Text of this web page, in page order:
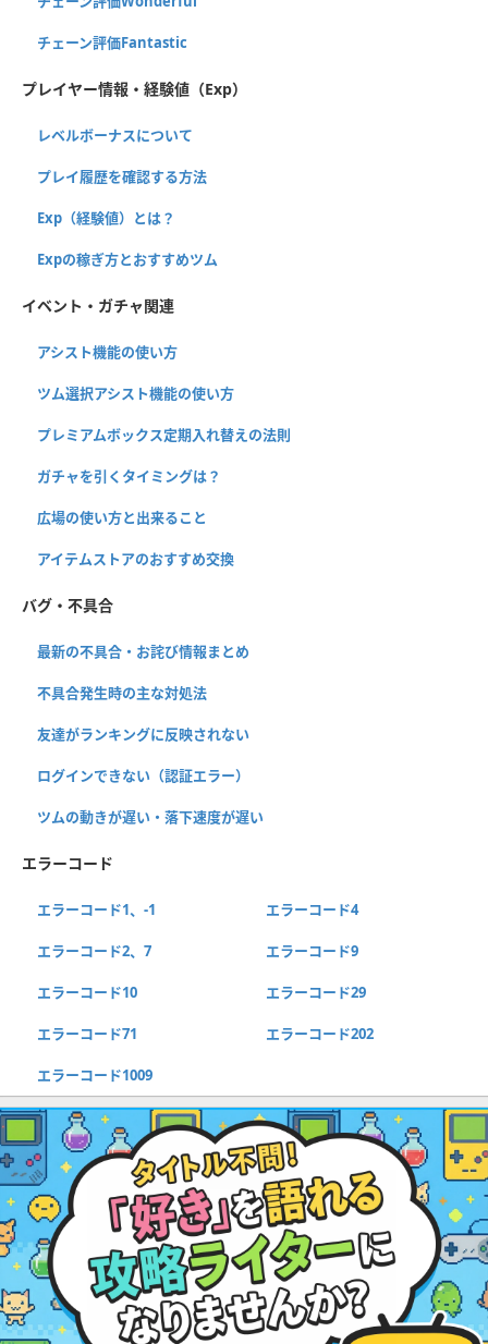
チェーン評価Fantastic
プレイヤー情報・経験値（Exp）
レベルボーナスについて
プレイ履歴を確認する方法
Exp（経験値）とは？
Expの稼ぎ方とおすすめツム
イベント・ガチャ関連
アシスト機能の使い方
ツム選択アシスト機能の使い方
プレミアムボックス定期入れ替えの法則
ガチャを引くタイミングは？
広場の使い方と出来ること
アイテムストアのおすすめ交換
バグ・不具合
最新の不具合・お詫び情報まとめ
不具合発生時の主な対処法
友達がランキングに反映されない
ログインできない（認証エラー）
ツムの動きが遅い・落下速度が遅い
エラーコード
エラーコード1、-1 エラーコード4
エラーコード2、7 エラーコード9
エラーコード10 エラーコード29
エラーコード71 エラーコード202
エラーコード1009